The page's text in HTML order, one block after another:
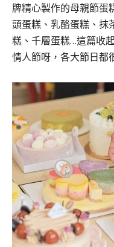
牌精心製作的母親節蛋
頭蛋糕、乳酪蛋糕、抹
糕、千層蛋糕…這篇收
情人節呀，各大節日都